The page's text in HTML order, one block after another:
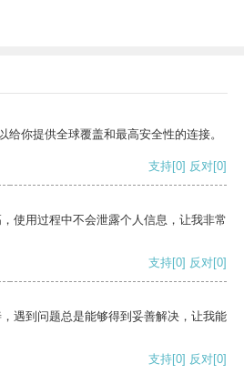
给你提供全球覆盖和最高安全性的连接。
支持[0] 反对[0]
使用过程中不会泄露个人信息，让我非常
支持[0] 反对[0]
遇到问题总是能够得到妥善解决，让我能
支持[0] 反对[0]